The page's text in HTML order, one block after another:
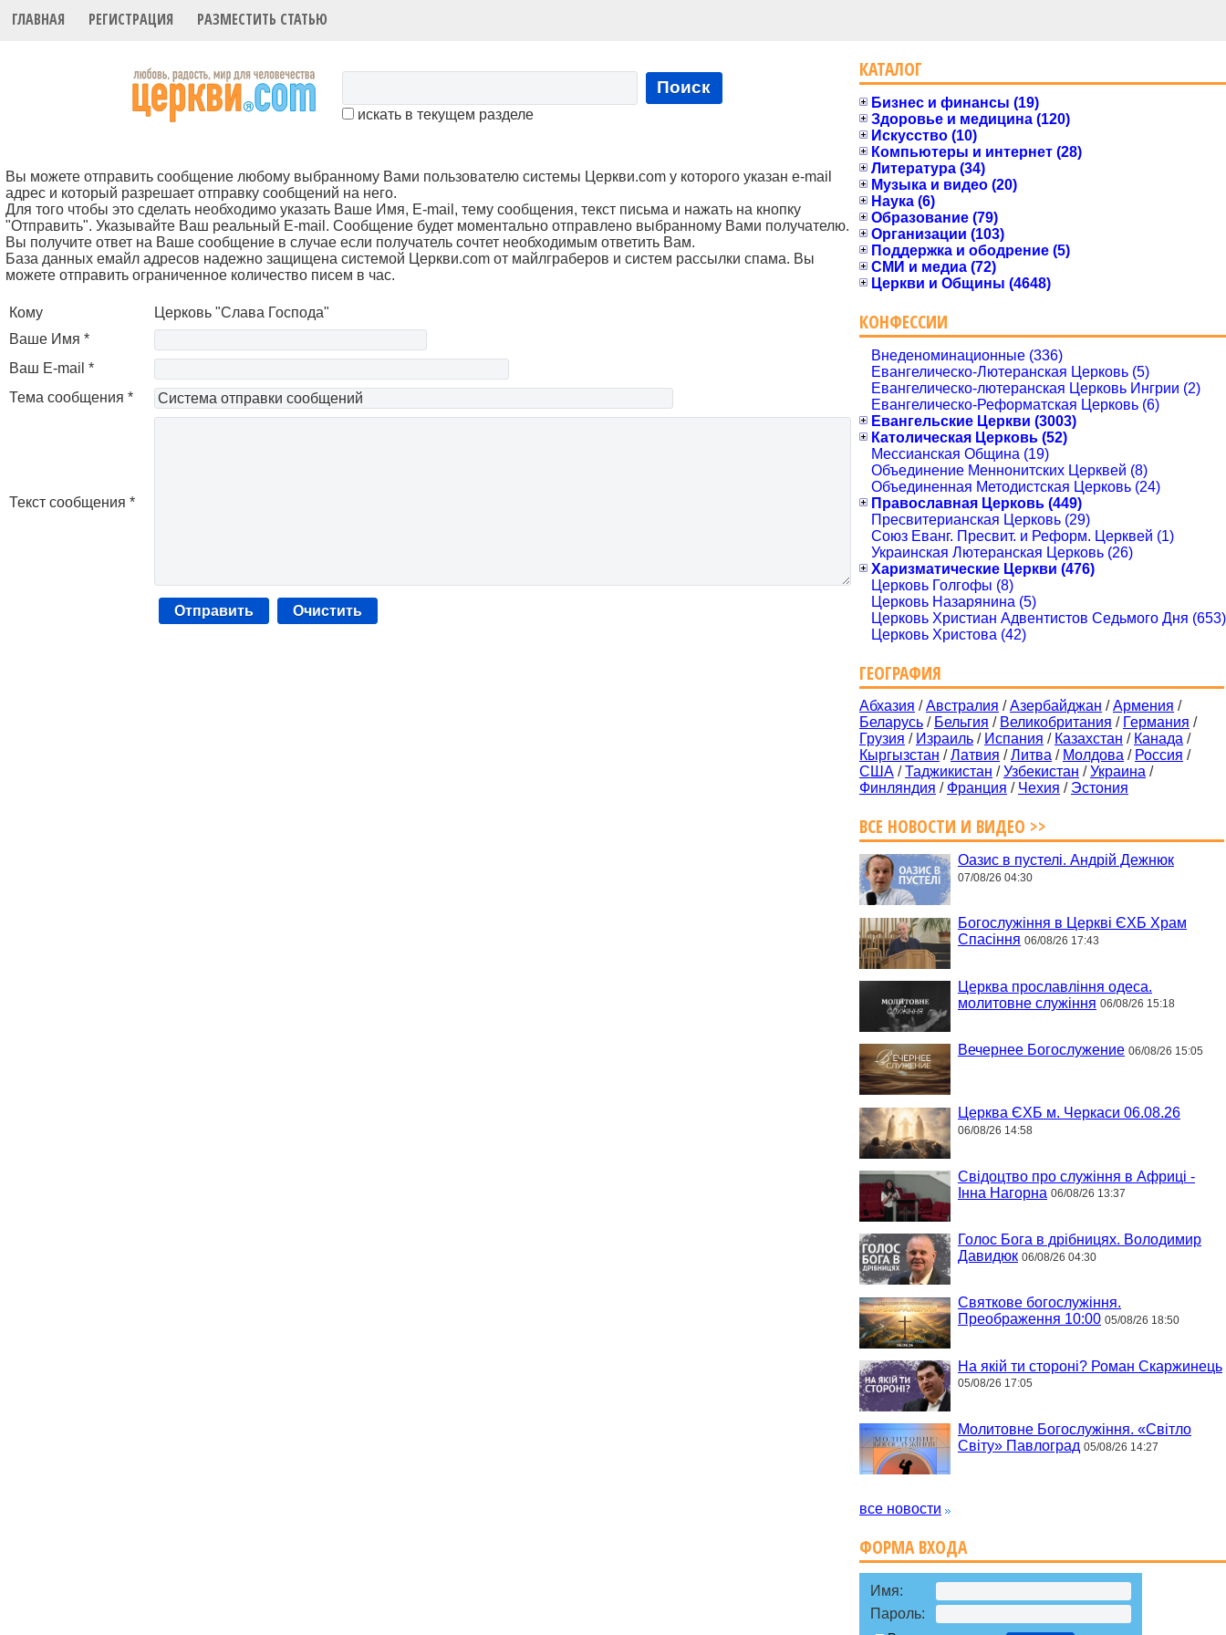
ГЛАВНАЯ РЕГИСТРАЦИЯ РАЗМЕСТИТЬ СТАТЬЮ
Поиск
искать в текущем разделе
Вы можете отправить сообщение любому выбранному Вами пользователю системы Церкви.com у которого указан e-mail
адрес и который разрешает отправку сообщений на него.
Для того чтобы это cделать необходимо указать Ваше Имя, Е-mail, тему сообщения, текст письма и нажать на кнопку
"Отправить". Указывайте Ваш реальный E-mail. Сообщение будет моментально отправлено выбранному Вами получателю.
Вы получите ответ на Ваше сообщение в случае если получатель сочтет необходимым ответить Вам.
База данных емайл адресов надежно защищена системой Церкви.com от майлграберов и систем рассылки спама. Вы
можете отправить ограниченное количество писем в час.
Кому
Церковь "Слава Господа"
Ваше Имя *
Ваш E-mail *
Тема сообщения *
Текст сообщения *
КАТАЛОГ
Бизнес и финансы (19)
Здоровье и медицина (120)
Искусство (10)
Компьютеры и интернет (28)
Литература (34)
Музыка и видео (20)
Наука (6)
Образование (79)
Организации (103)
Поддержка и ободрение (5)
СМИ и медиа (72)
Церкви и Общины (4648)
КОНФЕССИИ
Внеденоминационные (336)
Евангелическо-Лютеранская Церковь (5)
Евангелическо-лютеранская Церковь Ингрии (2)
Евангелическо-Реформатская Церковь (6)
Евангельские Церкви (3003)
Католическая Церковь (52)
Мессианская Община (19)
Объединение Меннонитских Церквей (8)
Объединенная Методистская Церковь (24)
Православная Церковь (449)
Пресвитерианская Церковь (29)
Союз Еванг. Пресвит. и Реформ. Церквей (1)
Украинская Лютеранская Церковь (26)
Харизматические Церкви (476)
Церковь Голгофы (8)
Церковь Назарянина (5)
Церковь Христиан Адвентистов Седьмого Дня (653)
Церковь Христова (42)
ГЕОГРАФИЯ
Абхазия /Австралия /Азербайджан /Армения /
Беларусь / Бельгия / Великобритания / Германия /
Грузия / Израиль / Испания / Казахстан / Канада /
Кыргызстан /Латвия /Литва / Молдова / Россия /
США /Таджикистан /Узбекистан /Украина /
Финляндия / Франция / Чехия / Эстония
ВСЕ НОВОСТИ И ВИДЕО >>
Оазис в пустелі. Андрій Дежнюк
07/08/26 04:30
Богослужіння в Церкві ЄХБ Храм
Спасіння 06/08/26 17:43
Церква прославління одеса.
молитовне служіння 06/08/26 15:18
Вечернее Богослужение 06/08/26 15:05
Церква ЄХБ м. Черкаси 06.08.26
06/08/26 14:58
Свідоцтво про служіння в Африці -
Інна Нагорна 06/08/26 13:37
Голос Бога в дрібницях. Володимир
Давидюк 06/08/26 04:30
Святкове богослужіння.
Преображення 10:00 05/08/26 18:50
На якій ти стороні? Роман Скаржинець
05/08/26 17:05
Молитовне Богослужіння. «Світло
Світу» Павлоград 05/08/26 14:27
все новости
ФОРМА ВХОДА
Имя:
Пароль: